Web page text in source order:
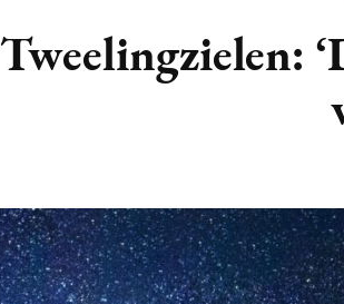
PLANETEN &
Tweelingzielen: